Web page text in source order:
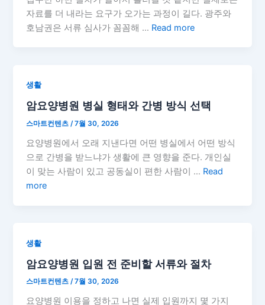
자료를 더 내라는 요구가 오가는 과정이 길다. 광주와
호남권은 서류 심사가 꼼꼼해 … Read more
생활
암요양병원 병실 형태와 간병 방식 선택
스마트컨텐츠/7월 30, 2026
요양병원에서 오래 지낸다면 어떤 병실에서 어떤 방식
으로 간병을 받느냐가 생활에 큰 영향을 준다. 개인실
이 맞는 사람이 있고 공동실이 편한 사람이 … Read
more
생활
암요양병원 입원 전 준비할 서류와 절차
스마트컨텐츠/7월 30, 2026
요양병원 이용을 정하고 나면 실제 입원까지 몇 가지